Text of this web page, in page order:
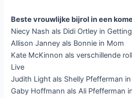
Beste vrouwlijke bijrol in een
Niecy Nash als Didi Ortley in
Allison Janney als Bonnie in Mom
Kate McKinnon als verschillende
Live
Judith Light als Shelly Pfefferman
Gaby Hoffmann als Ali Pfefferman